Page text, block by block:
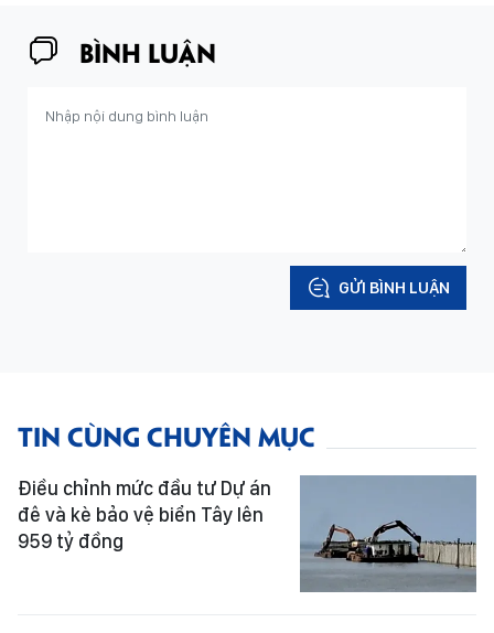
BÌNH LUẬN
GỬI BÌNH LUẬN
TIN CÙNG CHUYÊN MỤC
Điều chỉnh mức đầu tư Dự án
đê và kè bảo vệ biển Tây lên
959 tỷ đồng